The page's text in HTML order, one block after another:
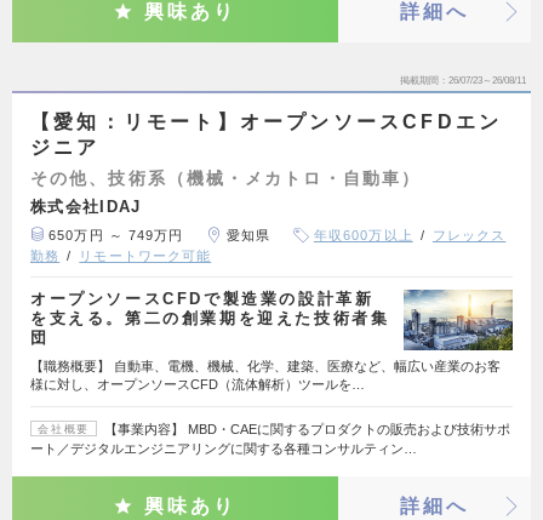
興味あり 詳細へ
掲載期間 26/07/23～26/08/11
【愛知：リモート】オープンソースCFDエン
ジニア
その他、技術系（機械・メカトロ・自動車）
株式会社IDAJ
650万円 ～ 749万円 愛知県 年収600万以上
フレックス
勤務
リモートワーク可能
オープンソースCFDで製造業の設計革新
を支える。第二の創業期を迎えた技術者集
団
【職務概要】 自動車、電機、機械、化学、建築、医療など、幅広い産業のお客
様に対し、オープンソースCFD（流体解析）ツールを…
会社概要
【事業内容】 MBD・CAEに関するプロダクトの販売および技術サポ
ート／デジタルエンジニアリングに関する各種コンサルティン…
興味あり 詳細へ